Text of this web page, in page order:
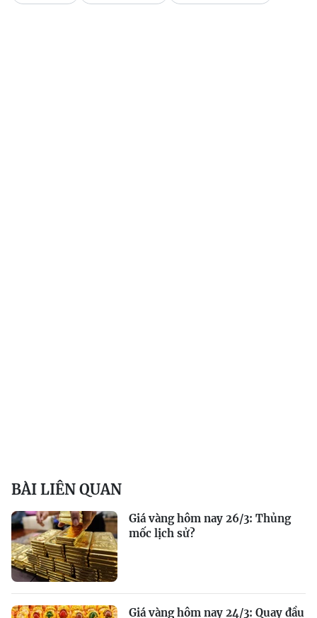
BÀI LIÊN QUAN
Giá vàng hôm nay 26/3: Thủng
mốc lịch sử?
Giá vàng hôm nay 24/3: Quay đầu